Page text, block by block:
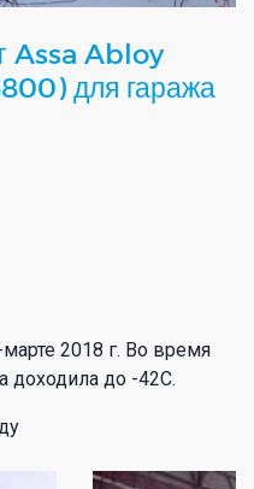
Assa Abloy
для гаража
2018 г. Во время
доходила до -42С.